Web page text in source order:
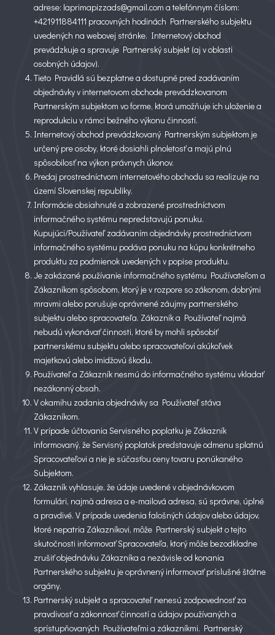
adrese: laprimapizzads@gmail.com a telefónnym číslom:
+421911884111 pracovných hodinách Partnerského subjektu
uvedených na webovej stránke. Internetový obchod
prevádzkuje a spravuje Partnerský subjekt (aj v oblasti
osobných údajov).
Tieto Pravidlá sú bezplatne a dostupné pred zadávaním
objednávky v internetovom obchode prevádzkovanom
Partnerským subjektom vo forme, ktorá umožňuje ich uloženie a
reprodukciu v rámci bežného výkonu činností.
Internetový obchod prevádzkovaný Partnerským subjektom je
určený pre osoby, ktoré dosiahli plnoletosť a majú plnú
spôsobilosť na výkon právnych úkonov.
Predaj prostredníctvom internetového obchodu sa realizuje na
území Slovenskej republiky.
Informácie obsiahnuté a zobrazené prostredníctvom
informačného systému nepredstavujú ponuku.
Kupujúci/Používateľ zadávaním objednávky prostredníctvom
informačného systému podáva ponuku na kúpu konkrétneho
produktu za podmienok uvedených v popise produktu.
Je zakázané používanie informačného systému Používateľom a
Zákazníkom spôsobom, ktorý je v rozpore so zákonom, dobrými
mravmi alebo porušuje oprávnené záujmy partnerského
subjektu alebo spracovateľa. Zákazník a Používateľ najmä
nebudú vykonávať činnosti, ktoré by mohli spôsobiť
partnerskému subjektu alebo spracovateľovi akúkoľvek
majetkovú alebo imidžovú škodu.
Používateľ a Zákazník nesmú do informačného systému vkladať
nezákonný obsah.
V okamihu zadania objednávky sa Používateľ stáva
Zákazníkom.
V prípade účtovania Servisného poplatku je Zákazník
informovaný, že Servisný poplatok predstavuje odmenu splatnú
Spracovateľovi a nie je súčasťou ceny tovaru ponúkaného
Subjektom.
Zákazník vyhlasuje, že údaje uvedené v objednávkovom
formulári, najmä adresa a e-mailová adresa, sú správne, úplné
a pravdivé. V prípade uvedenia falošných údajov alebo údajov,
ktoré nepatria Zákazníkovi, môže Partnerský subjekt o tejto
skutočnosti informovať Spracovateľa, ktorý môže bezodkladne
zrušiť objednávku Zákazníka a nezávisle od konania
Partnerského subjektu je oprávnený informovať príslušné štátne
orgány.
Partnerský subjekt a spracovateľ nenesú zodpovednosť za
pravdivosť a zákonnosť činností a údajov používaných a
sprístupňovaných Používateľmi a zákazníkmi. Partnerský